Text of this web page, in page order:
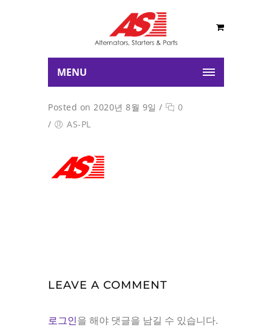
MENU
Posted on 2020년 8월 9일 /
0
/
AS-PL
LEAVE A COMMENT
로그인을 해야 댓글을 남길 수 있습니다.